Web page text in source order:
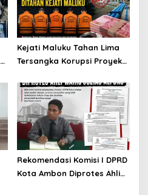
Kejati Maluku Tahan Lima
Tersangka Korupsi Proyek
Miliar
Rekomendasi Komisi I DPRD
Kota Ambon Diprotes Ahli